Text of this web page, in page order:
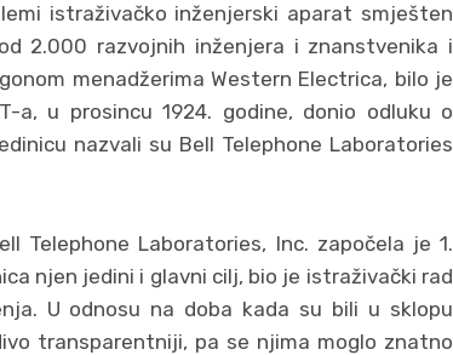
istraživačko inženjerski aparat smješten
2.000 razvojnih inženjera i znanstvenika i
menadžerima Western Electrica, bilo je
u prosincu 1924. godine, donio odluku o
nazvali su Bell Telephone Laboratories
Telephone Laboratories, Inc. započela je 1.
njen jedini i glavni cilj, bio je istraživački rad
U odnosu na doba kada su bili u sklopu
transparentniji, pa se njima moglo znatno